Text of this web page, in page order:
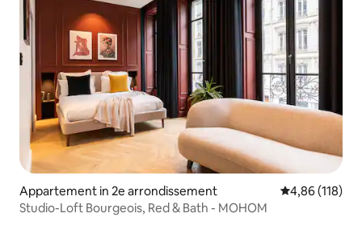
Appartement in 2e arrondissement Gemiddelde
4,86 (118)
Studio-Loft Bourgeois, Red & Bath - MOHOM